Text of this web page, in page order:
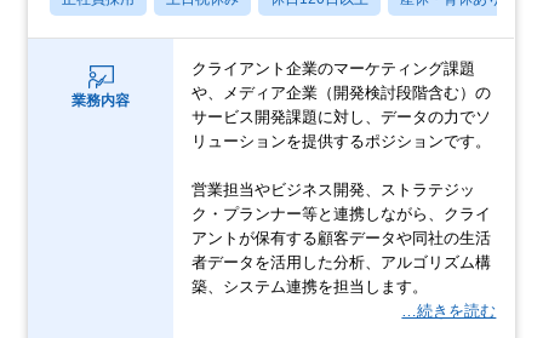
業務内容
クライアント企業のマーケティング課題
や、メディア企業（開発検討段階含む）の
サービス開発課題に対し、データの力でソ
リューションを提供するポジションです。
営業担当やビジネス開発、ストラテジッ
ク・プランナー等と連携しながら、クライ
アントが保有する顧客データや同社の生活
者データを活用した分析、アルゴリズム構
築、システム連携を担当します。
…続きを読む